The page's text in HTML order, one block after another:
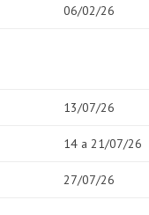
06/02/26
13/07/26
14 a 21/07/26
27/07/26